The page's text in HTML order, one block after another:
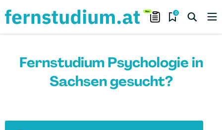
0
Fernstudium Psychologie in
Sachsen gesucht?